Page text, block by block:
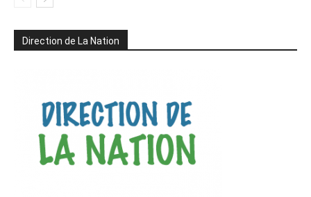
Direction de La Nation